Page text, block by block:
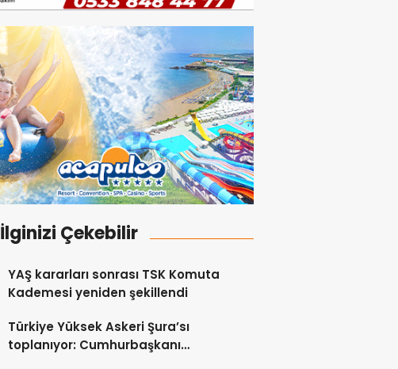
İlginizi Çekebilir
YAŞ kararları sonrası TSK Komuta
Kademesi yeniden şekillendi
Türkiye Yüksek Askeri Şura’sı
toplanıyor: Cumhurbaşkanı